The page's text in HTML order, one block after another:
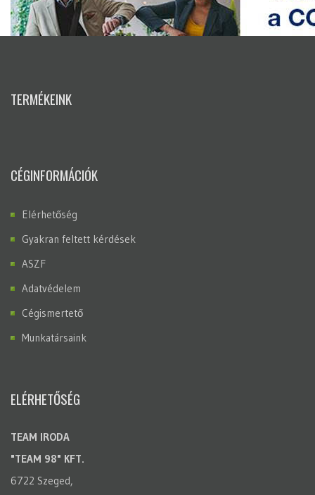
TERMÉKEINK
CÉGINFORMÁCIÓK
Elérhetőség
Gyakran feltett kérdések
ASZF
Adatvédelem
Cégismertető
Munkatársaink
ELÉRHETŐSÉG
TEAM IRODA
"TEAM 98" KFT.
6722 Szeged,